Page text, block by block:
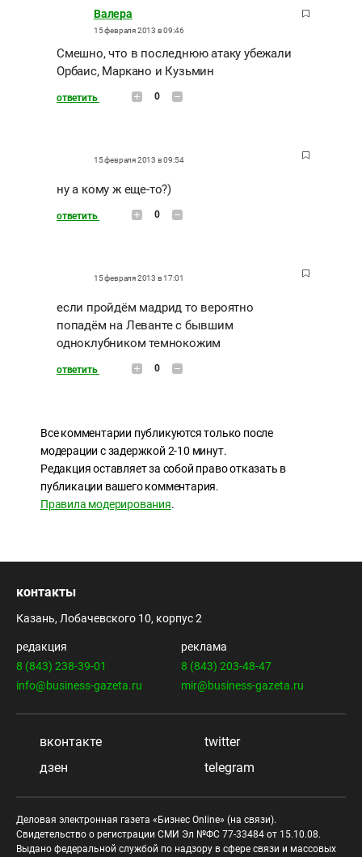
Валера
15 февраля 2013 в 09:46
Смешно, что в последнюю атаку убежали
Орбаис, Маркано и Кузьмин
ответить 0
15 февраля 2013 в 09:54
ну а кому ж еще-то?)
ответить 0
15 февраля 2013 в 17:01
если пройдём мадрид то вероятно
попадём на Леванте с бывшим
одноклубником темнокожим
ответить 0
Все комментарии публикуются только после
модерации с задержкой 2-10 минут.
Редакция оставляет за собой право отказать в
публикации вашего комментария.
Правила модерирования.
контакты
Казань, Лобачевского 10, корпус 2
редакция
8 (843) 238-39-01
info@business-gazeta.ru
реклама
8 (843) 203-48-47
mir@business-gazeta.ru
вконтакте
twitter
дзен
telegram
Деловая электронная газета «Бизнес Online» (на связи).
Свидетельство о регистрации СМИ Эл №ФС 77-33484 от 15.10.08.
Выдано федеральной службой по надзору в сфере связи и массовых